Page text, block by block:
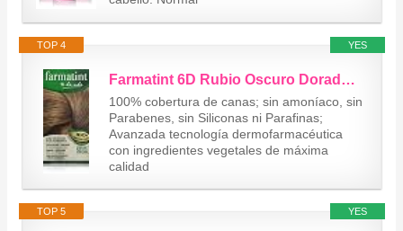
YES
TOP 4
Farmatint 6D Rubio Oscuro Dorado. Tinte permanente. Cabello natural y color...
100% cobertura de canas; sin amoníaco, sin
Parabenes, sin Siliconas ni Parafinas;
Avanzada tecnología dermofarmacéutica
con ingredientes vegetales de máxima
calidad
YES
TOP 5